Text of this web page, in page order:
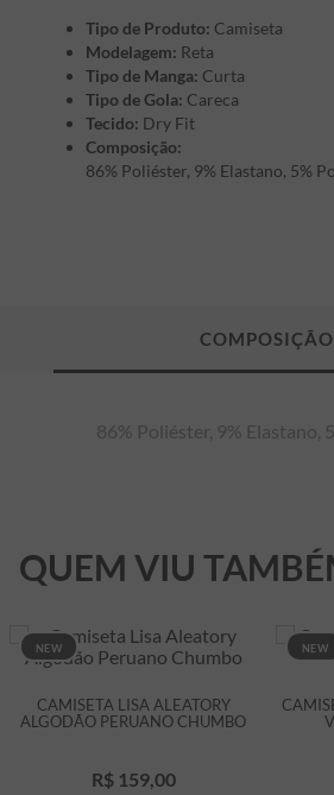
Tipo de Produto: Camiseta
Modelagem: Reta
Tipo de Manga: Curta
Tipo de Gola: Careca
Tecido: Dry Fit
Composição:
86% Poliéster, 9% Elastano, 5%
86% Poliéster, 9% Elastano,
QUEM VIU
NEW
CAMISETA LISA ALEATORY
ALGODÃO PERUANO CHUMBO
R$ 159,00
NEW